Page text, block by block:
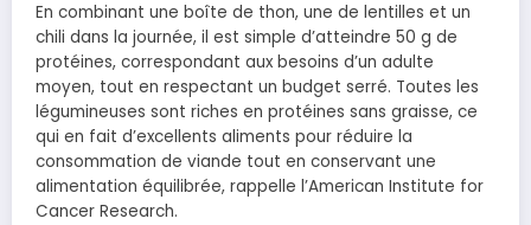
En combinant une boîte de thon, une de lentilles et un
chili dans la journée, il est simple d’atteindre 50 g de
protéines, correspondant aux besoins d’un adulte
moyen, tout en respectant un budget serré. Toutes les
légumineuses sont riches en protéines sans graisse, ce
qui en fait d’excellents aliments pour réduire la
consommation de viande tout en conservant une
alimentation équilibrée, rappelle l’American Institute for
Cancer Research.